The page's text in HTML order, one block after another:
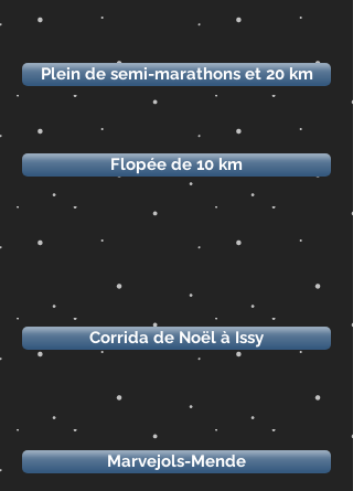
Plein de semi-marathons et 20 km
Flopée de 10 km
Corrida de Noël à Issy
Marvejols-Mende